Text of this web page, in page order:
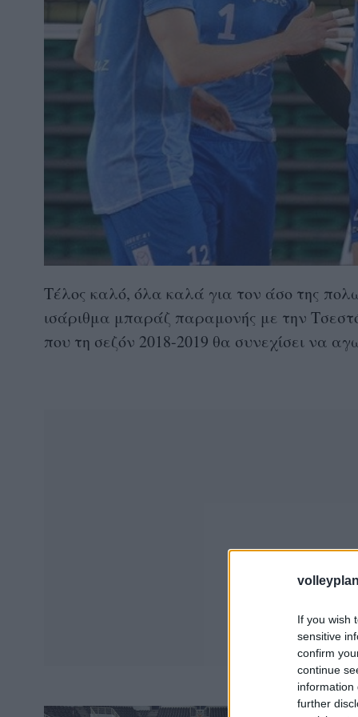
If you wish
sensitive
confirm
continue
information
further
Τέλος καλό, όλα καλά για τον άσο της
ισάριθμα μπαράζ παραμονής με την
που τη σεζόν 2018-2019 θα συνεχίσει να